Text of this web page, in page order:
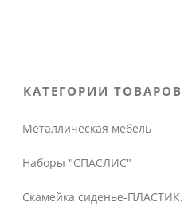
КАТЕГОРИИ ТОВАРОВ
Металлическая мебель
Наборы "СПАСЛИС"
Скамейка сиденье-ПЛАСТИК.